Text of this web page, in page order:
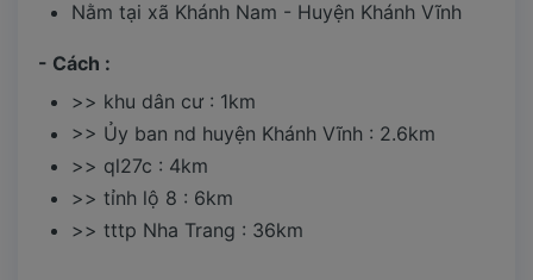
Nằm tại xã Khánh Nam - Huyện Khánh Vĩnh
- Cách :
>> khu dân cư : 1km
>> Ủy ban nd huyện Khánh Vĩnh : 2.6km
>> ql27c : 4km
>> tỉnh lộ 8 : 6km
>> tttp Nha Trang : 36km